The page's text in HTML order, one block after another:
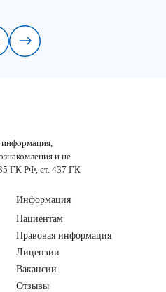
и не
ГК РФ, ст. 437 ГК
Информация
Пациентам
Правовая информация
Лицензии
Вакансии
Отзывы